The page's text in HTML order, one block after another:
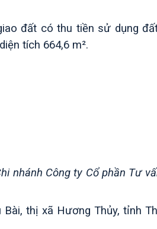
đất có thu tiền sử dụng
tích 664,6 m².
nhánh Công ty Cổ phần Tư
thị xã Hương Thủy, tỉnh